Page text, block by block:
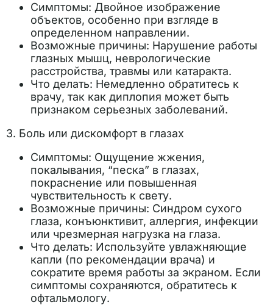
Симптомы: Двойное изображение
объектов, особенно при взгляде в
определенном направлении.
Возможные причины: Нарушение работы
глазных мышц, неврологические
расстройства, травмы или катаракта.
Что делать: Немедленно обратитесь к
врачу, так как диплопия может быть
признаком серьезных заболеваний.
3. Боль или дискомфорт в глазах
Симптомы: Ощущение жжения,
покалывания, “песка” в глазах,
покраснение или повышенная
чувствительность к свету.
Возможные причины: Синдром сухого
глаза, конъюнктивит, аллергия, инфекции
или чрезмерная нагрузка на глаза.
Что делать: Используйте увлажняющие
капли (по рекомендации врача) и
сократите время работы за экраном. Если
симптомы сохраняются, обратитесь к
офтальмологу.